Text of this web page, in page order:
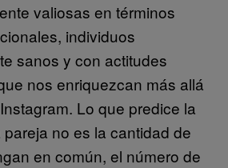
valiosas en términos
individuos
sanos y con actitudes
nos enriquezcan más allá
Lo que predice la
no es la cantidad de
en común, el número de